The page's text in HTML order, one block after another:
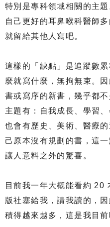
特別是專科領域相關的主
自己更好的耳鼻喉科醫師
就留給其他人寫吧。
這樣的「缺點」是追蹤數
麼就寫什麼，無拘無束。
書或寫序的新書，幾乎都
主題有：自我成長、學習
也會有歷史、美術、醫療
己原本沒有規劃的書，這
讓人意料之外的驚喜。
目前我一年大概能看約 20
版社塞給我，請我讀的，
積得越來越多，這是我目前